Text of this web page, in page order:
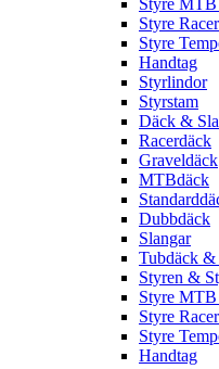
Styre
Styre
Styre
Handtag
Styrlindor
Styrstam
Däck &
Racerdäck
Graveldäck
MTBdäck
Dubbdäck
Slangar
Tubdäck
Styren &
Styre
Styre
Styre
Handtag